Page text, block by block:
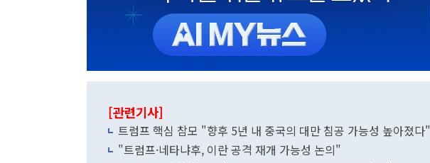
[관련기사]
트럼프 핵심 참모 "향후 5년 내 중국의 대만 침공 가능성 높아졌다"
"트럼프·네타냐후, 이란 공격 재개 가능성 논의"